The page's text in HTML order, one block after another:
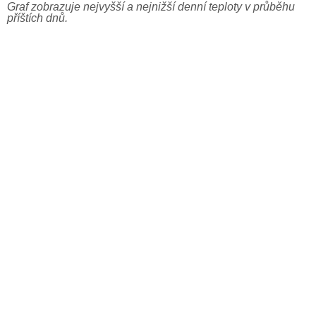
Graf zobrazuje nejvyšší a nejnižší denní teploty v průběhu
příštích dnů.